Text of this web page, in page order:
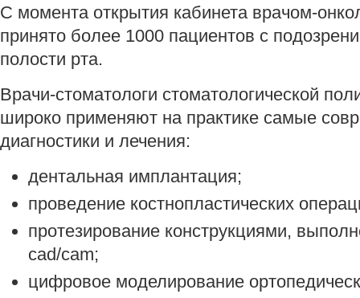
С момента открытия кабинета врачом-
принято более 1000 пациентов с
полости рта.
Врачи-стоматологи стоматологической
широко применяют на практике самые
диагностики и лечения:
дентальная имплантация;
проведение костнопластических
протезирование конструкциями,
cad/cam;
цифровое моделирование